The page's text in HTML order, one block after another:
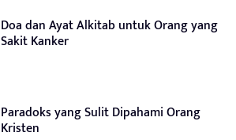
Doa dan Ayat Alkitab untuk Orang yang
Sakit Kanker
Paradoks yang Sulit Dipahami Orang
Kristen